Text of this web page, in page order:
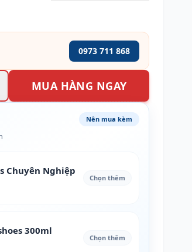
0973 711 868
MUA HÀNG NGAY
Nên mua kèm
Chuyên Nghiệp
Chọn thêm
300ml
Chọn thêm